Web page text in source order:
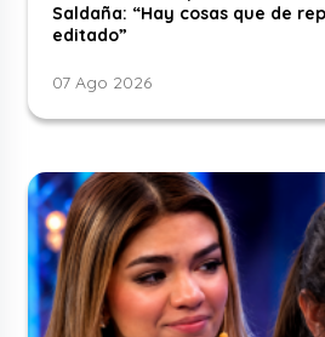
Saldaña: “Hay cosas que de
editado”
07 Ago 2026